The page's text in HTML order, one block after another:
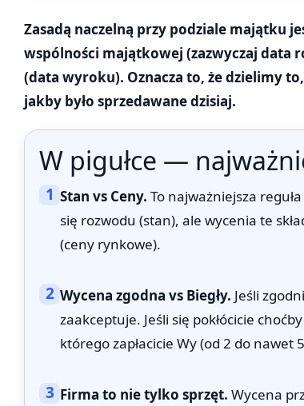
Zasadą naczelną przy podziale majątku
wspólności majątkowej (zazwyczaj data
(data wyroku). Oznacza to, że dzielimy
jakby było sprzedawane dzisiaj.
W pigułce —
1 Stan vs Ceny. To najważniejsza
się rozwodu (stan), ale wycenia te
(ceny rynkowe).
2 Wycena zgodna vs Biegły. Jeśli
zaakceptuje. Jeśli się pokłócicie
którego zapłacicie Wy (od 2 do nawet 5
3 Firma to nie tylko sprzęt. Wycena